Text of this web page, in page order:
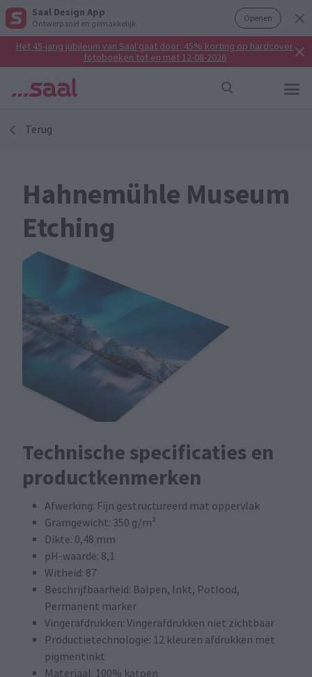
Saal Design App
Ontwerp snel en gemakkelijk. Openen
Het 45-jarig jubileum van Saal gaat door: 45% korting op hardcover
fotoboeken tot en met 12-08-2026
Terug
Hahnemühle Museum
Etching
Technische specificaties en
productkenmerken
Afwerking: Fijn gestructureerd mat oppervlak
Gramgewicht: 350 g/m²
Dikte: 0,48 mm
pH-waarde: 8,1
Witheid: 87
Beschrijfbaarheid: Balpen, Inkt, Potlood,
Permanent marker
Vingerafdrukken: Vingerafdrukken niet zichtbaar
Productietechnologie: 12 kleuren afdrukken met
pigmentinkt
Materiaal: 100% katoen